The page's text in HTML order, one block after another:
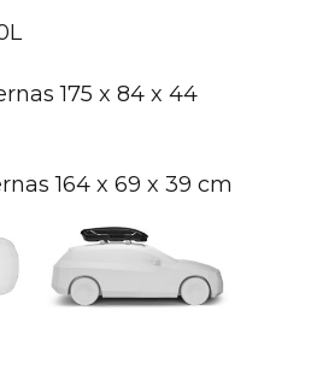
175 x 84 x 44
164 x 69 x 39 cm